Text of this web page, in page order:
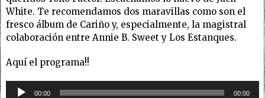
White. Te recomendamos dos maravillas como son el
fresco álbum de Cariño y, especialmente, la magistral
colaboración entre Annie B. Sweet y Los Estanques.
Aquí el programa!!
Reproductor
00:00 00:00